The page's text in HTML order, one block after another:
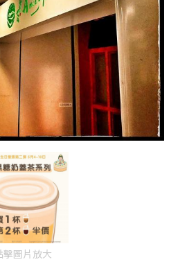
擊圖片放大